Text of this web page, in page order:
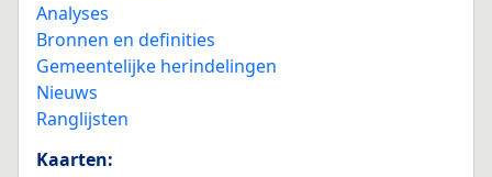
Analyses
Bronnen en definities
Gemeentelijke herindelingen
Nieuws
Ranglijsten
Kaarten: